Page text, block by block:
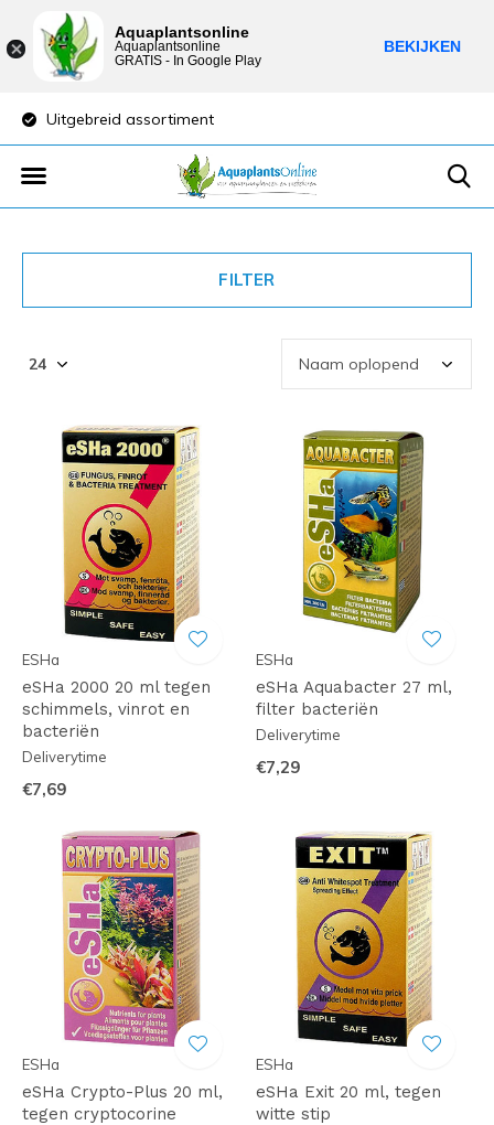
Uitgebreid assortiment
FILTER
ESHa
eSHa 2000 20 ml tegen
schimmels, vinrot en
bacteriën
Deliverytime
€7,69
ESHa
eSHa Aquabacter 27 ml,
filter bacteriën
Deliverytime
€7,29
ESHa
eSHa Crypto-Plus 20 ml,
tegen cryptocorine
ESHa
eSHa Exit 20 ml, tegen
witte stip
Aquaplantsonline
Aquaplantsonline
GRATIS - In Google Play
BEKIJKEN